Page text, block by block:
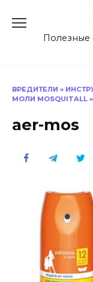
содержаниюПолезные
ВРЕДИТЕЛИ »
МОЛИ MOSQUITALL »
aer-mos